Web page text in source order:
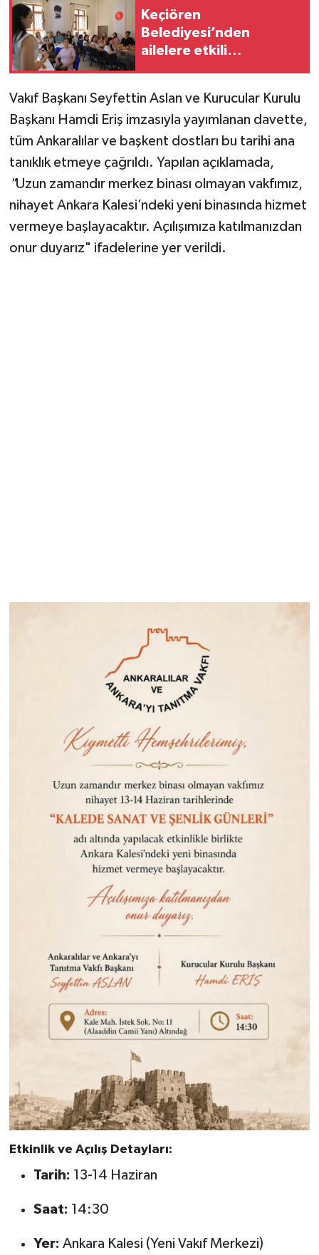
Keçiören
Belediyesi’nden
ailelere etkili
Vakıf Başkanı Seyfettin Aslan ve Kurucular Kurulu
Başkanı Hamdi Eriş imzasıyla yayımlanan davette,
tüm Ankaralılar ve başkent dostları bu tarihi ana
tanıklık etmeye çağrıldı. Yapılan açıklamada,
"Uzun zamandır merkez binası olmayan vakfımız,
nihayet Ankara Kalesi’ndeki yeni binasında hizmet
vermeye başlayacaktır. Açılışımıza katılmanızdan
onur duyarız" ifadelerine yer verildi.
Etkinlik ve Açılış Detayları:
Tarih: 13-14 Haziran
Saat: 14:30
Yer: Ankara Kalesi (Yeni Vakıf Merkezi)
Yaşam